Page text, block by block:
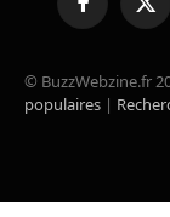
FacebookX
© BuzzWebzine.fr
populaires |